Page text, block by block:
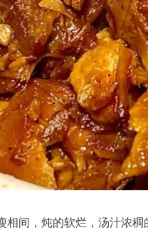
相间，炖的软烂，汤汁浓